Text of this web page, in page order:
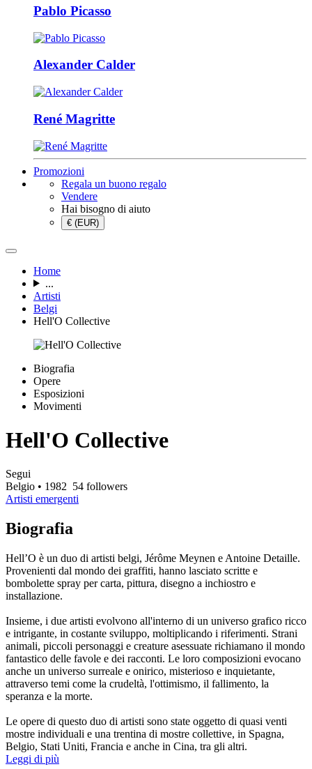
Pablo Picasso
Alexander Calder
René Magritte
Promozioni
Regala un buono regalo
Vendere
Hai bisogno di aiuto
€ (EUR)
Home
...
Artisti
Belgi
Hell'O Collective
Biografia
Opere
Esposizioni
Movimenti
Hell'O Collective
Segui
Belgio • 1982 54 followers
Artisti emergenti
Biografia
Hell’O è un duo di artisti belgi, Jérôme Meynen e Antoine Detaille.
Provenienti dal mondo dei graffiti, hanno lasciato scritte e
bombolette spray per carta, pittura, disegno a inchiostro e
installazione.
Insieme, i due artisti evolvono all'interno di un universo grafico ricco
e intrigante, in costante sviluppo, moltiplicando i riferimenti. Strani
animali, piccoli personaggi e creature asessuate richiamano il mondo
fantastico delle favole e dei racconti. Le loro composizioni evocano
anche un universo surreale e onirico, misterioso e inquietante,
attraverso temi come la crudeltà, l'ottimismo, il fallimento, la
speranza e la morte.
Le opere di questo duo di artisti sono state oggetto di quasi venti
mostre individuali e una trentina di mostre collettive, in Spagna,
Belgio, Stati Uniti, Francia e anche in Cina, tra gli altri.
Leggi di più